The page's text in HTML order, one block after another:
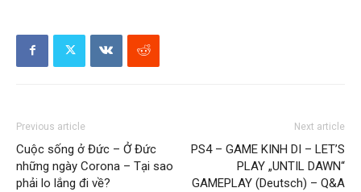
Previous article
Cuộc sống ở Đức – Ở Đức
những ngày Corona – Tại sao
phải lo lắng đi về?
Next article
PS4 – GAME KINH DI – LET’S
PLAY „UNTIL DAWN“
GAMEPLAY (Deutsch) – Q&A